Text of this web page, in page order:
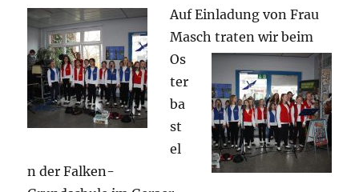
Auf Einladung von Frau
Masch traten wir beim
Os
ter
ba
st
el
n der Falken-